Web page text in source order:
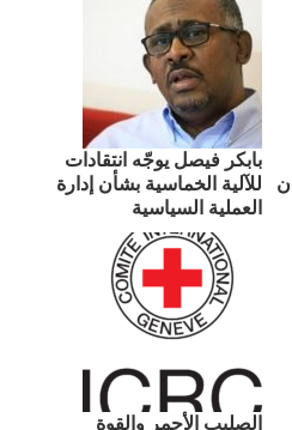
بابكر فيصل يوجّه انتقادات
للآلية الخماسية بشأن إدارة
العملية السياسية
الصليب الأحمر والقوة